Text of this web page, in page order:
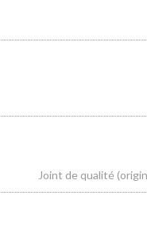
Joint de qualité